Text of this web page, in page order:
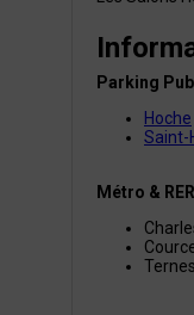
Parking
Hoche
Saint-
Métro &